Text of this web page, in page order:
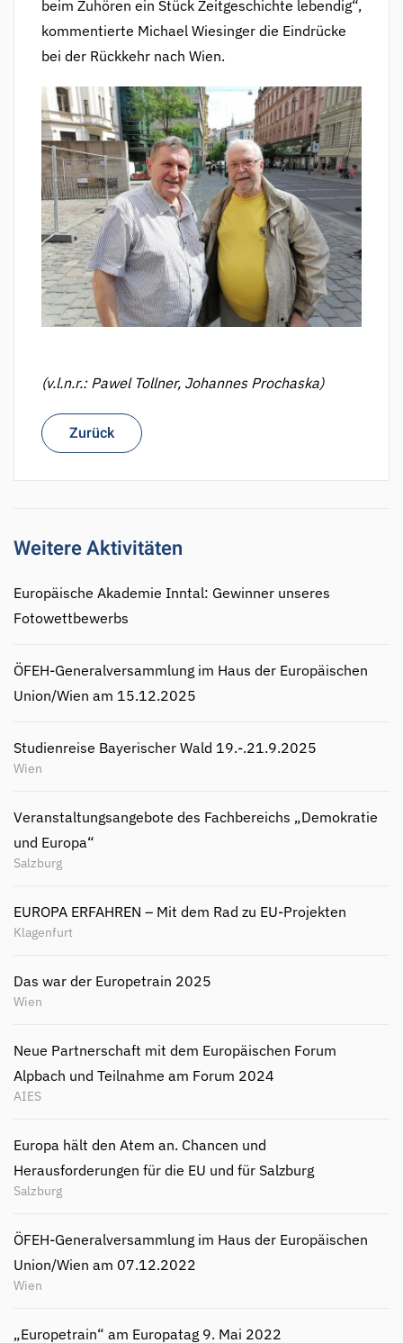
beim Zuhören ein Stück Zeitgeschichte lebendig“,
kommentierte Michael Wiesinger die Eindrücke
bei der Rückkehr nach Wien.
(v.l.n.r.: Pawel Tollner, Johannes Prochaska)
Zurück
Weitere Aktivitäten
Europäische Akademie Inntal: Gewinner unseres
Fotowettbewerbs
ÖFEH-Generalversammlung im Haus der Europäischen
Union/Wien am 15.12.2025
Studienreise Bayerischer Wald 19.-.21.9.2025
Wien
Veranstaltungsangebote des Fachbereichs „Demokratie
und Europa“
Salzburg
EUROPA ERFAHREN – Mit dem Rad zu EU-Projekten
Klagenfurt
Das war der Europetrain 2025
Wien
Neue Partnerschaft mit dem Europäischen Forum
Alpbach und Teilnahme am Forum 2024
AIES
Europa hält den Atem an. Chancen und
Herausforderungen für die EU und für Salzburg
Salzburg
ÖFEH-Generalversammlung im Haus der Europäischen
Union/Wien am 07.12.2022
Wien
„Europetrain“ am Europatag 9. Mai 2022